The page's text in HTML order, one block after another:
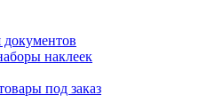
наклеек
под заказ